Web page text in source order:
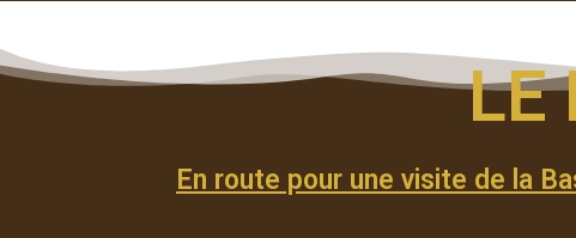
LE
En route pour une visite de la